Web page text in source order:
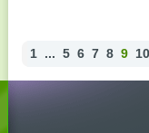
1 ... 5 6 7 8 9 10